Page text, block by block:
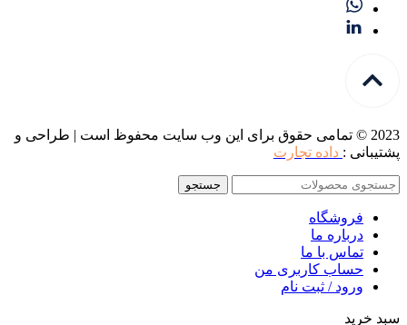
2023 © تمامی حقوق برای این وب سایت محفوظ است | طراحی و
پشتیبانی : داده تجارت
جستجو
فروشگاه
درباره ما
تماس با ما
حساب کاربری من
ورود / ثبت نام
سبد خرید